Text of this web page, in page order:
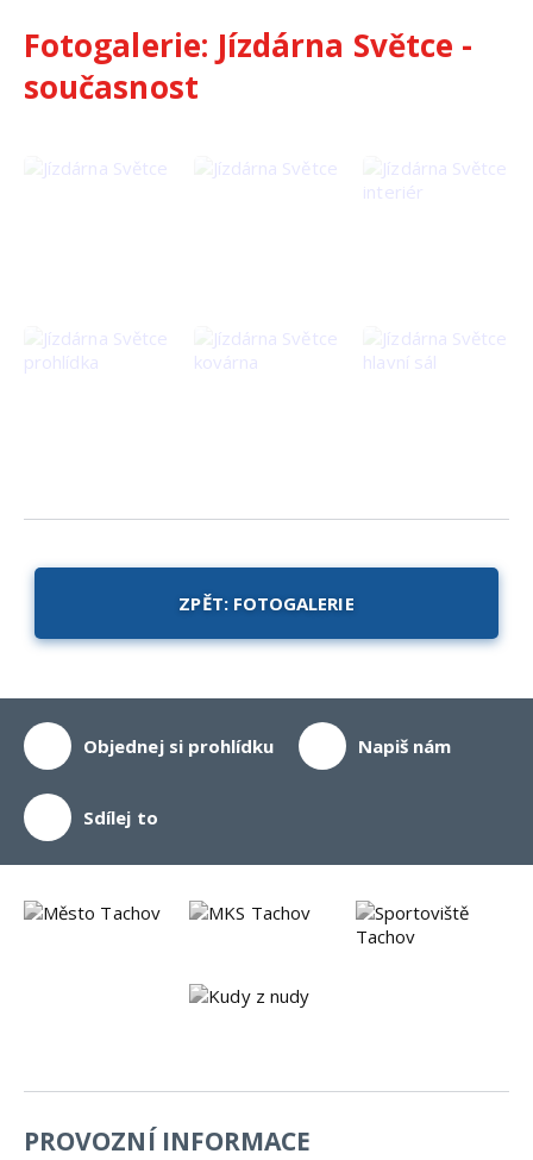
Fotogalerie: Jízdárna Světce -
současnost
ZPĚT: FOTOGALERIE
Objednej si prohlídku Napiš nám
Sdílej to
PROVOZNÍ INFORMACE